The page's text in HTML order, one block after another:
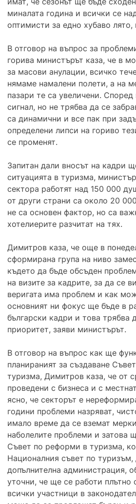
миналата година и всички се
оптимисти за едно хубаво
В отговор на въпрос за
горива министърът каза, че в
за масови анулации, всичко
нямаме намалени полети, а на
пазари те са увеличени. Според
сигнал, но не трябва да се
са динамични и все пак при
определени липси на гориво
се променят.
Запитан дали вносът на кадри
ситуацията в туризма,
сектора работят над 150 000
от други страни са около 20
не са основен фактор, но са
хотелиерите разчитат на тях.
Димитров каза, че още в
сформирана група на ниво
където да бъде обсъден
на визите за кадрите, за да се
веригата има проблем и как
основният ни фокус ще бъде в
български кадри и това трябва
приоритет, заяви министърът.
В отговор на въпрос как ще
планираният за създаване
туризма, Димитров каза, че от
проведени с бизнеса и с
ясно, че секторът е
години проблеми назряват,
имало време да се вземат
наболелите проблеми и затова
Съвет по реформи в туризма,
Националния съвет по туризъм,
допълнителна администрация,
уточни, че ще се работи плътно
всички участници в